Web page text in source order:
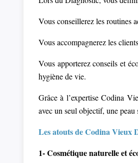
Vous conseillerez les routines
Vous accompagnerez les
Vous apporterez conseils et
hygiène de vie.
Grâce à l’expertise Codina
avec un seul objectif, une peau
Les atouts de Codina Vieux
1- Cosmétique naturelle et